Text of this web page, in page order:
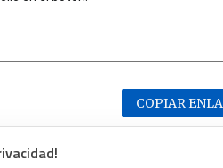
COPIAR